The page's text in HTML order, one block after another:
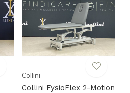
Collini
Collini FysioFlex 2-Motion